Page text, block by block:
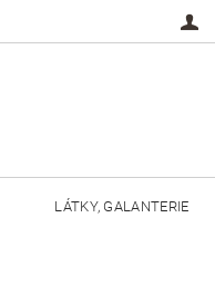
LÁTKY, GALANTERIE